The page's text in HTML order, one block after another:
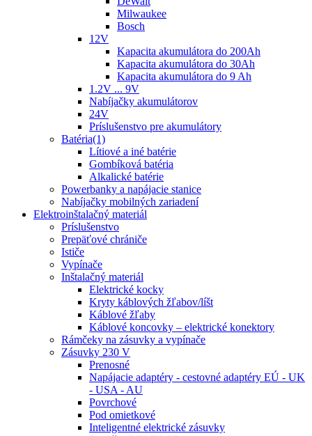
Milwaukee
Bosch
12V
Kapacita akumulátora do 200Ah
Kapacita akumulátora do 30Ah
Kapacita akumulátora do 9 Ah
1.2V ... 9V
Nabíjačky akumulátorov
24V
Príslušenstvo pre akumulátory
Batéria(1)
Lítiové a iné batérie
Gombíková batéria
Alkalické batérie
Powerbanky a napájacie stanice
Nabíjačky mobilných zariadení
Elektroinštalačný materiál
Príslušenstvo
Prepäťové chrániče
Ističe
Vypínače
Inštalačný materiál
Elektrické kocky
Kryty káblových žľabov/líšt
Káblové žľaby
Káblové koncovky – elektrické konektory
Rámčeky na zásuvky a vypínače
Zásuvky 230 V
Prenosné
Napájacie adaptéry - cestovné adaptéry EÚ - UK
- USA - AU
Povrchové
Pod omietkové
Inteligentné elektrické zásuvky